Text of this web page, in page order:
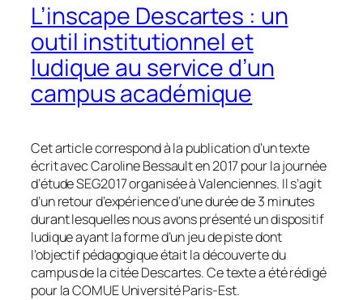
L’inscape Descartes : un
outil institutionnel et
ludique au service d’un
campus académique
Cet article correspond à la publication d’un texte
écrit avec Caroline Bessault en 2017 pour la journée
d’étude SEG2017 organisée à Valenciennes. Il s’agit
d’un retour d’expérience d’une durée de 3 minutes
durant lesquelles nous avons présenté un dispositif
ludique ayant la forme d’un jeu de piste dont
l’objectif pédagogique était la découverte du
campus de la citée Descartes. Ce texte a été rédigé
pour la COMUE Université Paris-Est.